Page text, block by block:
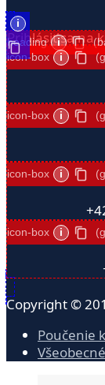
Prihlásiť sa na
heading i
icon-box i
icon-box i
icon-box i
icon-box i
i
Copyright ©
Poučenie